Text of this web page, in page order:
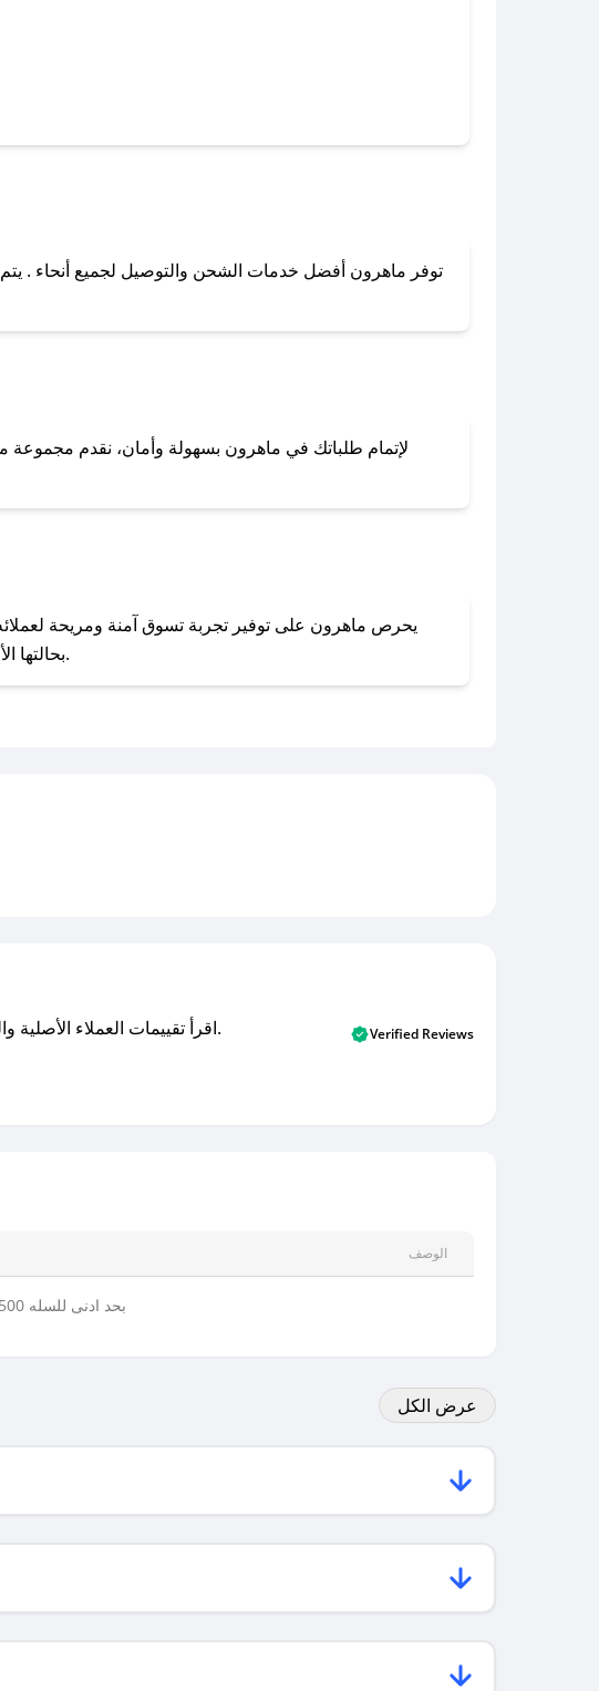
باستخدام تطبيق صحصح، يمكنك العثور بسهولة على
لا تقلق! يمكنك التواصل مع فريق
توفر ماهرون أفضل خدمات الشحن والتوصيل لجميع أنحاء .
لإتمام طلباتك في ماهرون بسهولة وأمان، نقدم مجموعة من
بحالتها الأصلية وغير مستخدمة. يمكنك تقديم طلب الإرجاع بسهولة عبر موقعنا الإلكتروني أو من خلال خدمة العملاء.
اقرأ تقييمات العملاء الأصلية والتقييمات من المشترين المتحققين. اكتشف ما يعتقده المستخدمون الحقيقيون حول خدمتنا وتعلم من تجاربهم. Verified Reviews
الوصف
بحد ادنى للسله 500 ريال
عرض الكل